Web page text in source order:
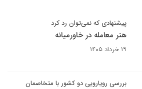
پیشنهادی که نمی‌توان رد کرد
هنر معامله در خاورمیانه
۱۹ خرداد ۱۴۰۵
بررسی رویارویی دو کشور با متخاصمان